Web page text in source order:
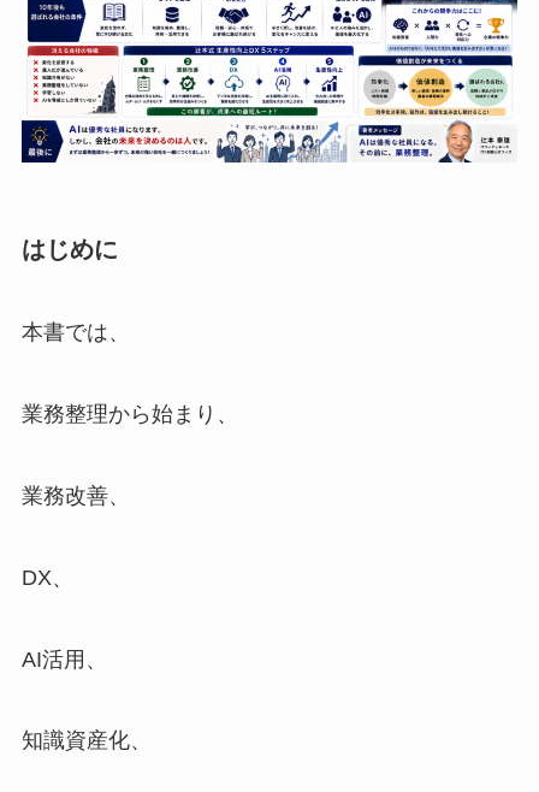
はじめに
本書では、
業務整理から始まり、
業務改善、
DX、
AI活用、
知識資産化、